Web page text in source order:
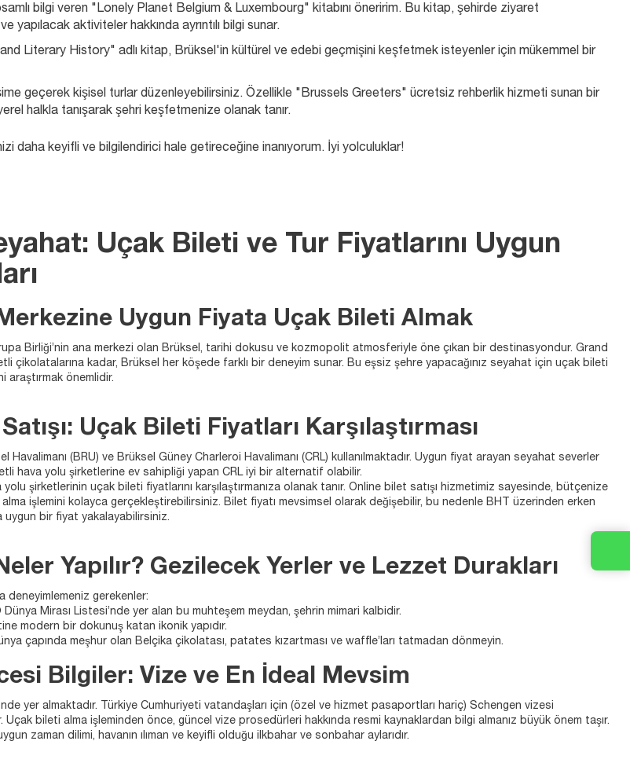
bilgi veren "Lonely Planet Belgium & Luxembourg" kitabını öneririm. Bu kitap, şehirde ziyaret
yapılacak aktiviteler hakkında ayrıntılı bilgi sunar.
Literary History" adlı kitap, Brüksel'in kültürel ve edebi geçmişini keşfetmek isteyenler için mükemmel bir
geçerek kişisel turlar düzenleyebilirsiniz. Özellikle "Brussels Greeters" ücretsiz rehberlik hizmeti sunan bir
halkla tanışarak şehri keşfetmenize olanak tanır.
daha keyifli ve bilgilendirici hale getireceğine inanıyorum. İyi yolculuklar!
Uçak Bileti ve Tur Fiyatlarını Uygun
Uygun Fiyata Uçak Bileti Almak
Birliği’nin ana merkezi olan Brüksel, tarihi dokusu ve kozmopolit atmosferiyle öne çıkan bir destinasyondur. Grand
çikolatalarına kadar, Brüksel her köşede farklı bir deneyim sunar. Bu eşsiz şehre yapacağınız seyahat için uçak bileti
araştırmak önemlidir.
Uçak Bileti Fiyatları Karşılaştırması
Havalimanı (BRU) ve Brüksel Güney Charleroi Havalimanı (CRL) kullanılmaktadır. Uygun fiyat arayan seyahat severler
hava yolu şirketlerine ev sahipliği yapan CRL iyi bir alternatif olabilir.
şirketlerinin uçak bileti fiyatlarını karşılaştırmanıza olanak tanır. Online bilet satışı hizmetimiz sayesinde, bütçenize
işlemini kolayca gerçekleştirebilirsiniz. Bilet fiyatı mevsimsel olarak değişebilir, bu nedenle BHT üzerinden erken
bir fiyat yakalayabilirsiniz.
Yapılır? Gezilecek Yerler ve Lezzet Durakları
deneyimlemeniz gerekenler:
Dünya Mirası Listesi’nde yer alan bu muhteşem meydan, şehrin mimari kalbidir.
modern bir dokunuş katan ikonik yapıdır.
çapında meşhur olan Belçika çikolatası, patates kızartması ve waffle’ları tatmadan dönmeyin.
Bilgiler: Vize ve En İdeal Mevsim
yer almaktadır. Türkiye Cumhuriyeti vatandaşları için (özel ve hizmet pasaportları hariç) Schengen vizesi
Uçak bileti alma işleminden önce, güncel vize prosedürleri hakkında resmi kaynaklardan bilgi almanız büyük önem taşır.
zaman dilimi, havanın ılıman ve keyifli olduğu ilkbahar ve sonbahar aylarıdır.